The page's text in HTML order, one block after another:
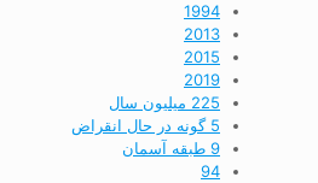
1994
2013
2015
2019
225 میلیون سال
5 گونه در حال انقراض
9 طبقه آسمان
94